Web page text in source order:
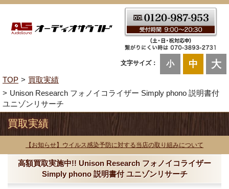
文字サイズ： 小 中 大
TOP
買取実績
Unison Research フォノイコライザー Simply phono 説明書付
ユニゾンリサーチ
買取実績
【お知らせ】ウイルス感染予防に対する当店の取り組みについて
高額買取実施中!! Unison Research フォノイコライザー
Simply phono 説明書付 ユニゾンリサーチ